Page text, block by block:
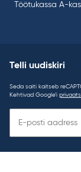
Töötukassa A-
Telli uudiskiri
Seda saiti kaitseb
Kehtivad Google’i
uudiskiri: